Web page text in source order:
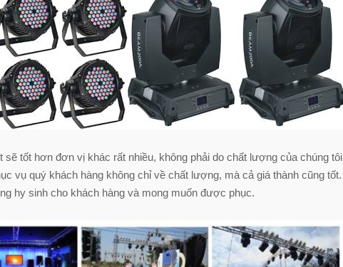
tốt hơn đơn vị khác rất nhiều, không phải do chất lượng của chúng tôi
vụ quý khách hàng không chỉ về chất lượng, mà cả giá thành cũng tốt.
hy sinh cho khách hàng và mong muốn được phục.